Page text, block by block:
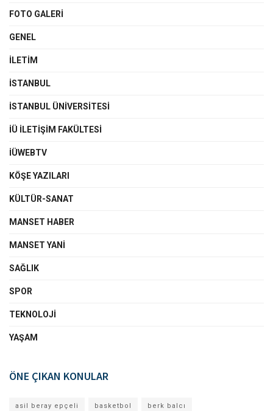
FOTO GALERI
GENEL
İLETIM
İSTANBUL
İSTANBUL ÜNIVERSITESI
İÜ İLETIŞIM FAKÜLTESI
İÜWEBTV
KÖŞE YAZILARI
KÜLTÜR-SANAT
MANSET HABER
MANSET YANI
SAĞLIK
SPOR
TEKNOLOJI
YAŞAM
ÖNE ÇIKAN KONULAR
asil beray epçeli basketbol berk balcı